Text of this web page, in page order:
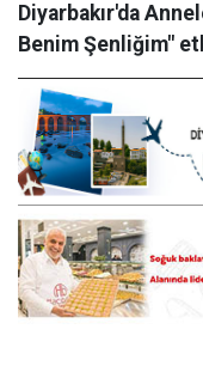
Diyarbakır'da
Benim Şenliğim"